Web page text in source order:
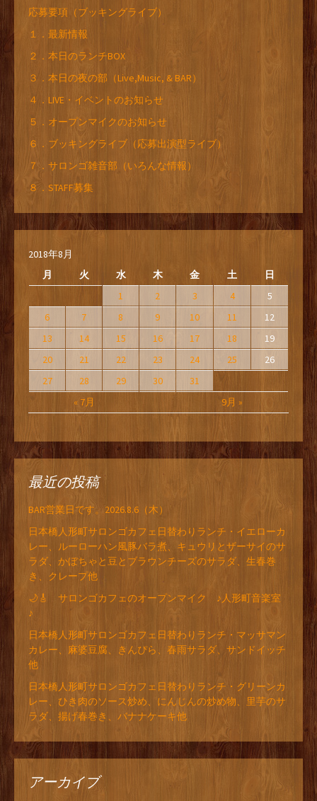
応募要項（ブッキングライブ）
１．最新情報
２．本日のランチBOX
３．本日の夜の部（Live,Music, & BAR）
４．LIVE・イベントのお知らせ
５．オープンマイクのお知らせ
６．ブッキングライブ（応募出演型ライブ）
７．サロンゴ雑音部（いろんな情報）
８．STAFF募集
2018年8月
月
火 水 木 金 土 日
« 7月 9月 »
1 2 3 4
5
6
7 8 9 10 11
12
13
14 15 16 17 18
19
20
21 22 23 24 25
26
27
28 29 30 31
最近の投稿
BAR営業日です。2026.8.6（木）
日本橋人形町サロンゴカフェ日替わりランチ・イエローカ
レー、ルーローハン風豚バラ煮、キュウリとザーサイのサ
ラダ、かぼちゃと豆とブラウンチーズのサラダ、生春巻
き、クレープ他
🌙🎸 サロンゴカフェのオープンマイク ♪人形町音楽室
♪
日本橋人形町サロンゴカフェ日替わりランチ・マッサマン
カレー、麻婆豆腐、きんぴら、春雨サラダ、サンドイッチ
他
日本橋人形町サロンゴカフェ日替わりランチ・グリーンカ
レー、ひき肉のソース炒め、にんじんの炒め物、里芋のサ
ラダ、揚げ春巻き、バナナケーキ他
アーカイブ